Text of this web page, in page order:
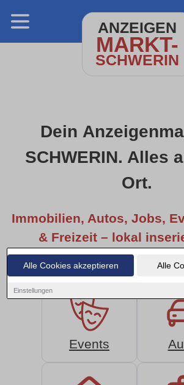
Alle Cookies akzeptieren Alle
Einstellungen
ANZEIGEN
MARKT-
SCHWERIN
Dein
SCHWERIN. Alles
Ort.
Immobilien, Autos, Jobs,
& Freizeit – lokal
entdecken.
Events